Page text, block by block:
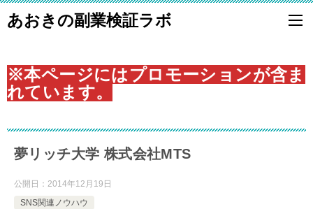
あおきの副業検証ラボ
※本ページにはプロモーションが含ま
れています。
夢リッチ大学 株式会社MTS
公開日： 2014年12月19日
SNS関連ノウハウ